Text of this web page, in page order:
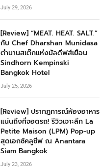
July 29, 2026
[Review] “MEAT. HEAT. SALT.”
กับ Chef Dharshan Munidasa
ตำนานสเต๊กแห่งมัลดีฟส์เยือน
Sindhorn Kempinski
Bangkok Hotel
July 25, 2026
[Review] ปรากฏการณ์ห้องอาหาร
แน่นถึงที่จอดรถ! รีวิวเจาะลึก La
Petite Maison (LPM) Pop-up
สุดเอกซ์คลูซีฟ ณ Anantara
Siam Bangkok
July 23, 2026